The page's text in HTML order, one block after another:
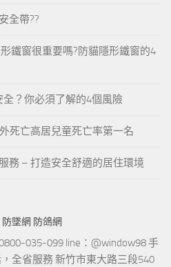
全帶??
鐵窗很重要嗎?防貓隱形鐵窗的4
？你必須了解的4個風險
死亡高居兒童死亡率第一名
務 – 打造安全舒適的居住環境
墜網 防鴿網
035-099 line：@window98 手
全省服務 新竹市東大路三段540